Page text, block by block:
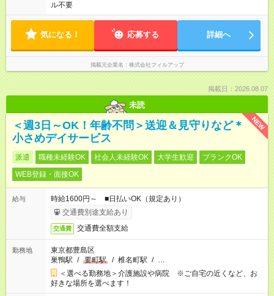
ル不要
気になる！ 応募する 詳細へ
掲載元企業名 株式会社フィルアップ
掲載日：2026.08.07
未読
NEW
＜週3日～OK！年齢不問＞送迎＆見守りなど＊
小さめデイサービス
派遣 職種未経験OK 社会人未経験OK 大学生歓迎
ブランクOK
WEB登録・面接OK
給与
時給1600円～ ■日払いOK（規定あり）
交通費別途支給あり
交通費 交通費全額支給
勤務地
東京都豊島区
巣鴨駅 / 要町駅 / 椎名町駅 / …
＜選べる勤務地＞介護施設や病院 ※ご自宅の近くなど、お
好きな場所を選べます！